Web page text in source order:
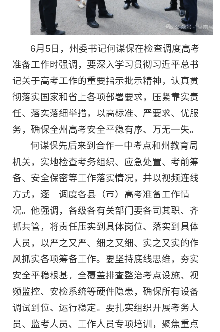
6月5日，州委书记何谋保在检查调度高考
准备工作时强调，要深入学习贯彻习近平总书
记关于高考工作的重要指示批示精神，认真贯
彻落实国家和省上各项部署要求，压紧靠实责
任、落实落细举措，以高标准、严要求、优服
务，确保全州高考安全平稳有序、万无一失。
何谋保先后来到合作一中考点和州教育局
机关，实地检查考务组织、应急处置、考前筹
备、安全保密等工作落实情况，并以视频连线
方式，逐一调度各县（市）高考准备工作情
况。他强调，各级各有关部门要各司其职、齐
抓共管，将责任压实到具体岗位、落实到具体
人员，以严之又严、细之又细、实之又实的作
风抓实各项筹备工作。要坚持底线思维，夯实
安全平稳根基，全覆盖排查整治考点设施、视
频监控、安检系统等硬件隐患，确保所有设备
调试到位、运行稳定。要扎实组织开展考务人
员、监考人员、工作人员专项培训，聚焦重点